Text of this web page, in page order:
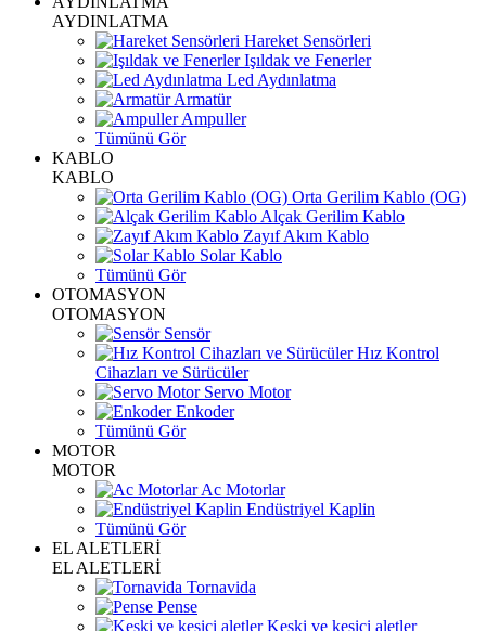
AYDINLATMA
Hareket Sensörleri
Işıldak ve Fenerler
Led Aydınlatma
Armatür
Ampuller
Tümünü Gör
KABLO
KABLO
Orta Gerilim Kablo (OG)
Alçak Gerilim Kablo
Zayıf Akım Kablo
Solar Kablo
Tümünü Gör
OTOMASYON
OTOMASYON
Sensör
Hız Kontrol
Cihazları ve Sürücüler
Servo Motor
Enkoder
Tümünü Gör
MOTOR
MOTOR
Ac Motorlar
Endüstriyel Kaplin
Tümünü Gör
EL ALETLERİ
EL ALETLERİ
Tornavida
Pense
Keski ve kesici aletler